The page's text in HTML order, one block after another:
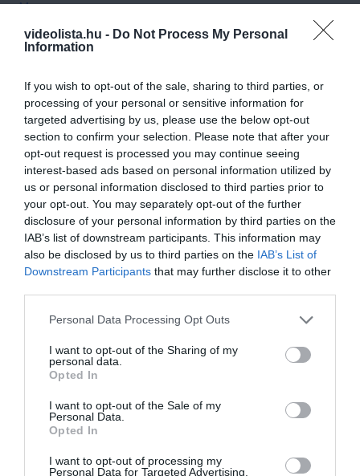
videolista.hu - Do Not Process My Personal
Information
If you wish to opt-out of the sale, sharing to third parties, or
processing of your personal or sensitive information for
targeted advertising by us, please use the below opt-out
section to confirm your selection. Please note that after your
opt-out request is processed you may continue seeing
interest-based ads based on personal information utilized by
us or personal information disclosed to third parties prior to
your opt-out. You may separately opt-out of the further
disclosure of your personal information by third parties on the
IAB’s list of downstream participants. This information may
also be disclosed by us to third parties on the IAB’s List of
Downstream Participants that may further disclose it to other
Please note that this website/app uses one or more Google
not limited to your visit or usage behaviour. You may click to
grant or deny consent to Google and its third-party tags to
use your data for below specified purposes in below Google
consent section.
Personal Data Processing Opt Outs
I want to opt-out of the Sharing of my
personal data.
Opted In
I want to opt-out of the Sale of my
Personal Data.
Opted In
I want to opt-out of processing my
Personal Data for Targeted Advertising.
More
286 61
4 h 20 min
Fungus Dries Up And Falls Off After The First
486 94
11 h 11 min